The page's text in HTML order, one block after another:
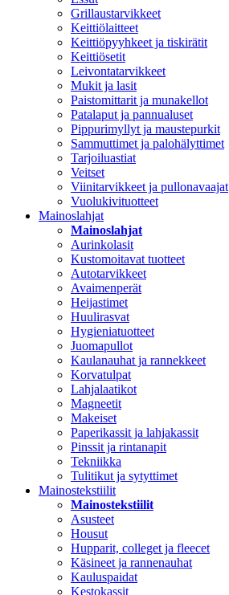
Grillaustarvikkeet
Keittiölaitteet
Keittiöpyyhkeet ja tiskirätit
Keittiösetit
Leivontatarvikkeet
Mukit ja lasit
Paistomittarit ja munakellot
Patalaput ja pannualuset
Pippurimyllyt ja maustepurkit
Sammuttimet ja palohälyttimet
Tarjoiluastiat
Veitset
Viinitarvikkeet ja pullonavaajat
Vuolukivituotteet
Mainoslahjat
Mainoslahjat
Aurinkolasit
Kustomoitavat tuotteet
Autotarvikkeet
Avaimenperät
Heijastimet
Huulirasvat
Hygieniatuotteet
Juomapullot
Kaulanauhat ja rannekkeet
Korvatulpat
Lahjalaatikot
Magneetit
Makeiset
Paperikassit ja lahjakassit
Pinssit ja rintanapit
Tekniikka
Tulitikut ja sytyttimet
Mainostekstiilit
Mainostekstiilit
Asusteet
Housut
Hupparit, colleget ja fleecet
Käsineet ja rannenauhat
Kauluspaidat
Kestokassit